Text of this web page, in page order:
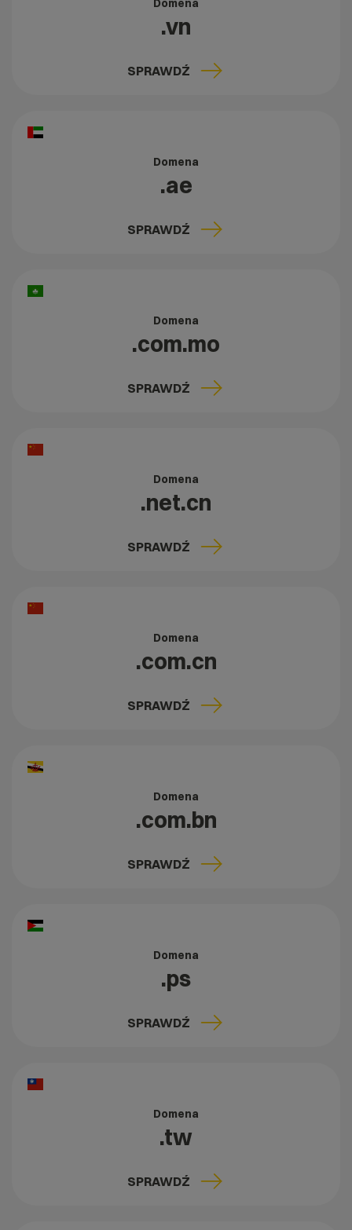
Domena
.vn
SPRAWDŹ
Domena
.ae
SPRAWDŹ
Domena
.com.mo
SPRAWDŹ
Domena
.net.cn
SPRAWDŹ
Domena
.com.cn
SPRAWDŹ
Domena
.com.bn
SPRAWDŹ
Domena
.ps
SPRAWDŹ
Domena
.tw
SPRAWDŹ